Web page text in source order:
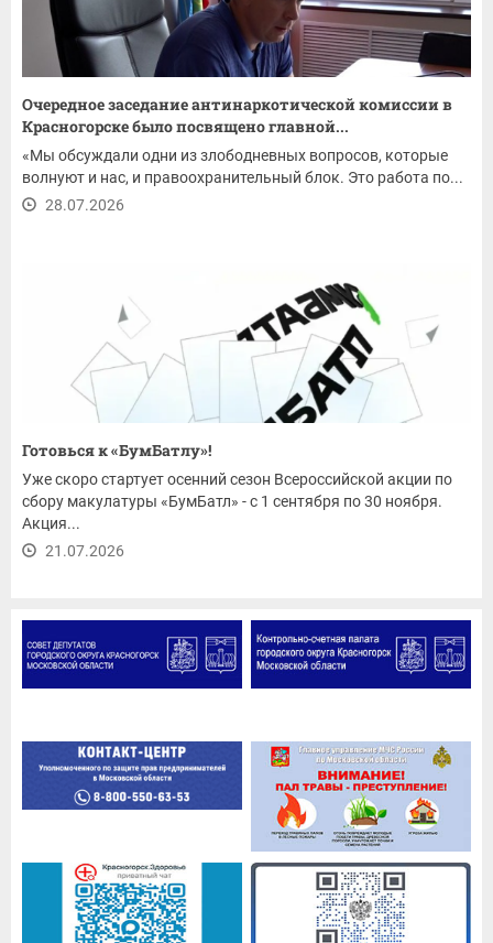
Очередное заседание антинаркотической комиссии в
Красногорске было посвящено главной...
«Мы обсуждали одни из злободневных вопросов, которые
волнуют и нас, и правоохранительный блок. Это работа по...
28.07.2026
Готовься к «БумБатлу»!
Уже скоро стартует осенний сезон Всероссийской акции по
сбору макулатуры «БумБатл» - с 1 сентября по 30 ноября.
Акция...
21.07.2026